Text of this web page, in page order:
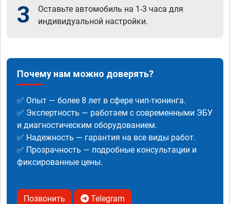
3
Оставьте автомобиль на 1-3 часа для
индивидуальной настройки.
Почему нам можно доверять?
✅ Опыт — более 8 лет в сфере чип-тюнинга.
✅ Экспертность — работаем с современными ЭБУ
и диагностическим оборудованием.
✅ Надежность — гарантия на все виды работ.
✅ Прозрачность — подробные консультации и
фиксированные цены.
Позвонить Telegram